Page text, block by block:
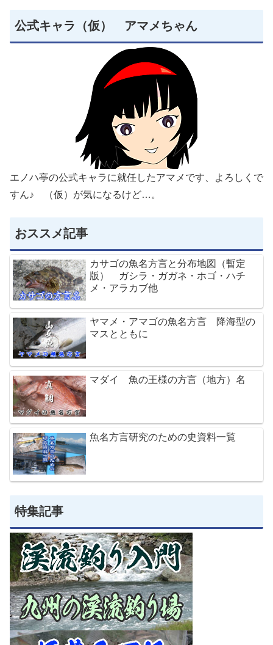
公式キャラ（仮） アマメちゃん
エノハ亭の公式キャラに就任したアマメです、よろしくで
すん♪ （仮）が気になるけど…。
おススメ記事
カサゴの魚名方言と分布地図（暫定
版） ガシラ・ガガネ・ホゴ・ハチ
メ・アラカブ他
ヤマメ・アマゴの魚名方言 降海型の
マスとともに
マダイ 魚の王様の方言（地方）名
魚名方言研究のための史資料一覧
特集記事